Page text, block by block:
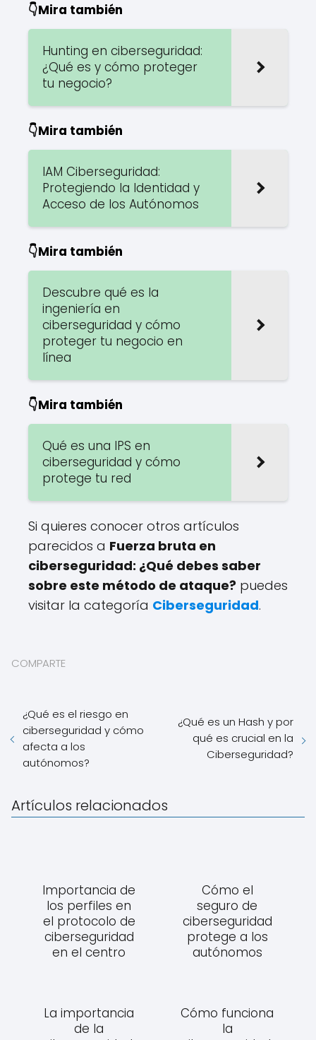
👇Mira también
Hunting en ciberseguridad:
¿Qué es y cómo proteger
tu negocio?
👇Mira también
IAM Ciberseguridad:
Protegiendo la Identidad y
Acceso de los Autónomos
👇Mira también
Descubre qué es la
ingeniería en
ciberseguridad y cómo
proteger tu negocio en
línea
👇Mira también
Qué es una IPS en
ciberseguridad y cómo
protege tu red
Si quieres conocer otros artículos
parecidos a Fuerza bruta en
ciberseguridad: ¿Qué debes saber
sobre este método de ataque? puedes
visitar la categoría Ciberseguridad.
COMPARTE
¿Qué es el riesgo en
ciberseguridad y cómo
afecta a los
autónomos?
¿Qué es un Hash y por
qué es crucial en la
Ciberseguridad?
Artículos relacionados
Importancia de
los perfiles en
el protocolo de
ciberseguridad
en el centro
Cómo el
seguro de
ciberseguridad
protege a los
autónomos
La importancia
de la
Cómo funciona
la